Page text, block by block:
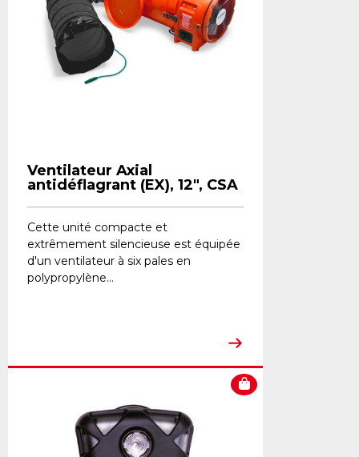
Ventilateur Axial
antidéflagrant (EX), 12", CSA
Cette unité compacte et
extrêmement silencieuse est équipée
d'un ventilateur à six pales en
polypropylène...